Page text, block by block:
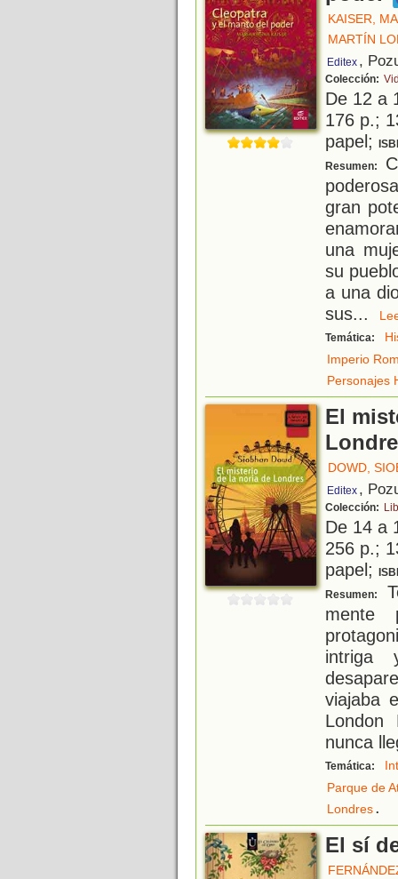
KAISER,
MARTÍN
Editex ,
Colección:
De 12 a
176 p.;
papel;
Resumen:
gran
una
su
a una
sus...
Temática:
Imperio
Personajes
El
DOWD,
Editex ,
Colección:
De 14 a
256 p.;
papel;
Resumen:
mente
intriga
viajaba
London
nunca
Temática:
Parque de
Londres.
El sí